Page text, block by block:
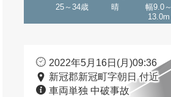
25～34歳 晴
幅9.0～
13.0m
2022年5月16日(月)09:36
新冠郡新冠町字朝日 付近
車両単独 中破事故